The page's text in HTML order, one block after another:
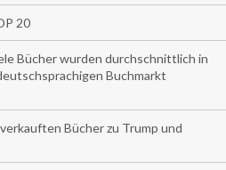
20
Bücher wurden durchschnittlich in
Buchmarkt
Bücher zu Trump und